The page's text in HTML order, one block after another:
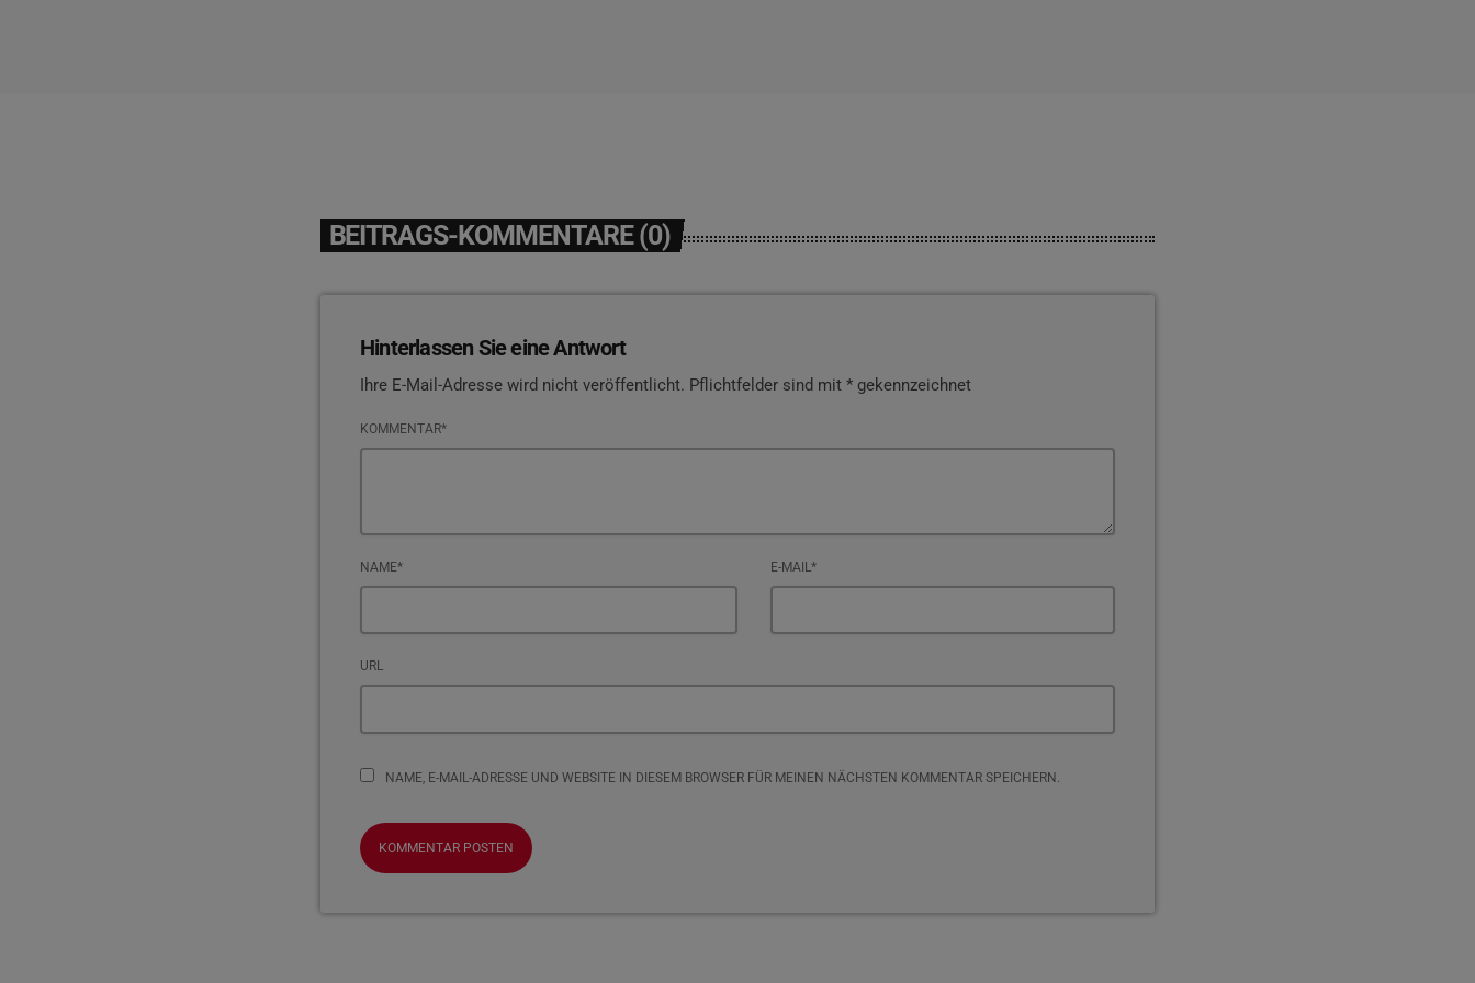
BEITRAGS-KOMMENTARE (0)
Hinterlassen Sie eine Antwort
Ihre E-Mail-Adresse wird nicht veröffentlicht. Pflichtfelder sind mit * gekennzeichnet
KOMMENTAR*
NAME* E-MAIL*
URL
NAME, E-MAIL-ADRESSE UND WEBSITE IN DIESEM BROWSER FÜR MEINEN NÄCHSTEN KOMMENTAR SPEICHERN.